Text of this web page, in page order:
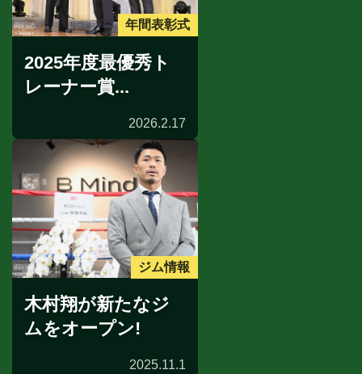
年間表彰式
2025年度最優秀ト
レーナー賞...
2026.2.17
ジム情報
木村翔が新たなジ
ムをオープン!
2025.11.1